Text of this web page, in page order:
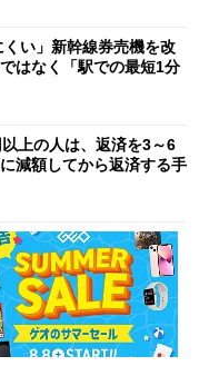
い」新幹線券売機を改
はなく「駅での最短1分
上の人は、返済を3～6
減額してから返済する手